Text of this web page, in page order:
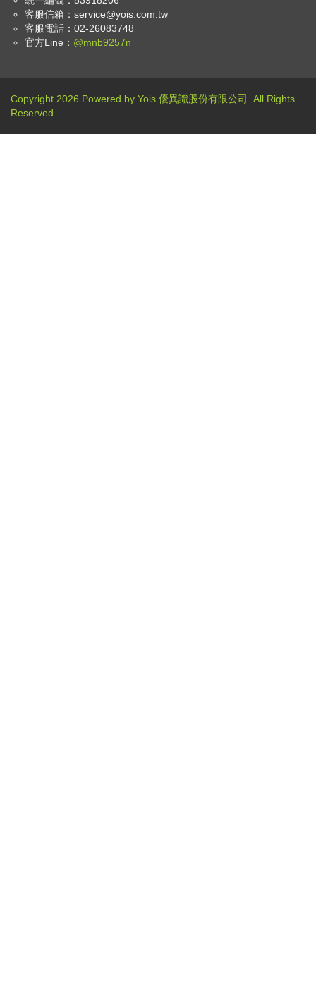
客服信箱： service@yois.com.tw
客服電話：02-26083748
官方Line： @mnb9257n
Copyright 2026 Powered by Yois 優異識股份有限公司. All Rights
Reserved